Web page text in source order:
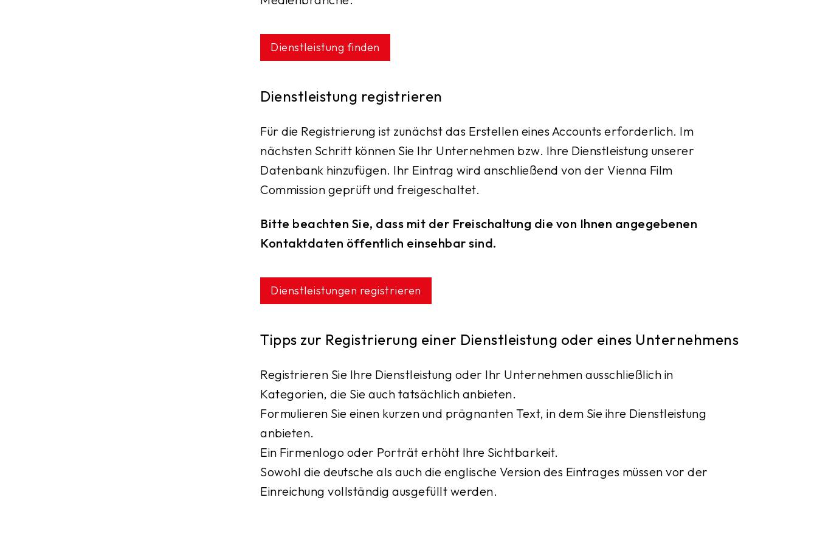
Dienstleistung finden
Dienstleistung registrieren
Für die Registrierung ist zunächst das Erstellen eines Accounts erforderlich. Im
nächsten Schritt können Sie Ihr Unternehmen bzw. Ihre Dienstleistung unserer
Datenbank hinzufügen. Ihr Eintrag wird anschließend von der Vienna Film
Commission geprüft und freigeschaltet.
Bitte beachten Sie, dass mit der Freischaltung die von Ihnen angegebenen
Kontaktdaten öffentlich einsehbar sind.
Dienstleistungen registrieren
Tipps zur Registrierung einer Dienstleistung oder eines Unternehmens
Registrieren Sie Ihre Dienstleistung oder Ihr Unternehmen ausschließlich in
Kategorien, die Sie auch tatsächlich anbieten.
Formulieren Sie einen kurzen und prägnanten Text, in dem Sie ihre Dienstleistung
anbieten.
Ein Firmenlogo oder Porträt erhöht Ihre Sichtbarkeit.
Sowohl die deutsche als auch die englische Version des Eintrages müssen vor der
Einreichung vollständig ausgefüllt werden.